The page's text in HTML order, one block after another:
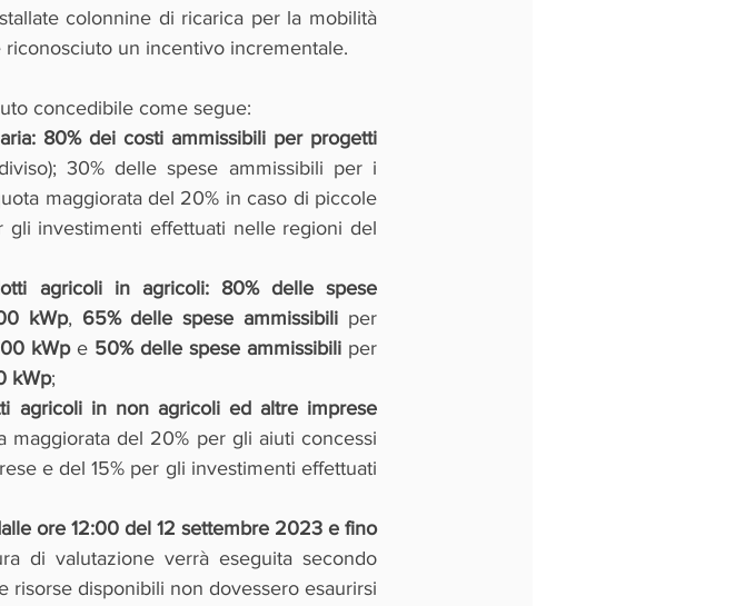
colonnine di ricarica per la mobilità
un incentivo incrementale.
concedibile come segue:
80% dei costi ammissibili per progetti
30% delle spese ammissibili per i
maggiorata del 20% in caso di piccole
gli investimenti effettuati nelle regioni del
agricoli in agricoli: 80% delle spese
kWp, 65% delle spese ammissibili per
kWp e 50% delle spese ammissibili per
kWp;
agricoli in non agricoli ed altre imprese
maggiorata del 20% per gli aiuti concessi
e del 15% per gli investimenti effettuati
ore 12:00 del 12 settembre 2023 e fino
di valutazione verrà eseguita secondo
disponibili non dovessero esaurirsi